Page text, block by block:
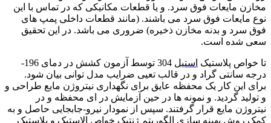
مخازن مایعات فوق سرد. و یا قطعات مکانیکی که در تماس با این
نوع مایعات فوق سرد می باشند. (مانند قطعات داخلی پمپ های
فوق سرد و بدنه مخازن ذخیره) ضروری می باشد. در این تحقیق
سعی شده است.
تا خواص پلاستیک استیل
304 توسط آزمون کشش در دمای 196-
درجه سانتی گراد و در قالب تعیی ضرایب مدل توانی بیان شود.
برای این کار یک محفظه عایق برای نگهداری نیتروژن مایع طراحی و
و تولید گردید. و نمونه ها در حین آزمایش در ای محفظه و در
نیتروژن مایع قرار گرفتند. سپس از نمودار نیرو-جابجایی حاصل و به
کمک روش بهینه سازی الگوریتم ژنتیک خواص الاستیک و پلاستیک